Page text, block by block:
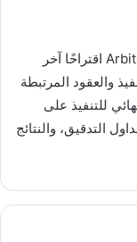
إذا تم تمرير الاقتراح، فسوف تتلقى Arbitrum DAO اقتراحًا آخر
والعقود المرتبطة
للتنفيذ على
التدقيق، والنتائج